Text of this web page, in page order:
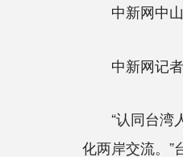
中新网中山
中新网记者
“认同台湾人
化两岸交流。”